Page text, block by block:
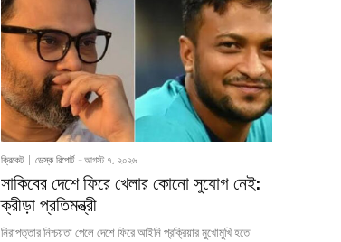
ক্রিকেট ডেস্ক রিপোর্ট - আগস্ট ৭, ২০২৬
সাকিবের দেশে ফিরে খেলার কোনো সুযোগ নেই:
ক্রীড়া প্রতিমন্ত্রী
নিরাপত্তার নিশ্চয়তা পেলে দেশে ফিরে আইনি প্রক্রিয়ার মুখোমুখি হতে